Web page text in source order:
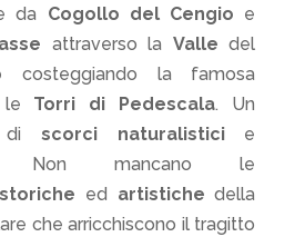
da Cogollo del Cengio e
attraverso la Valle del
costeggiando la famosa
Torri di Pedescala. Un
di scorci naturalisticie
mancano le
ed artistiche della
che arricchiscono il tragitto